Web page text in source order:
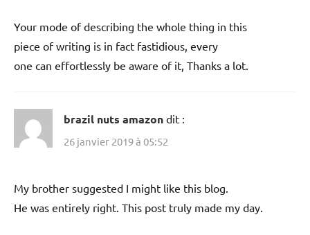
Your mode of describing the whole thing in this
piece of writing is in fact fastidious, every
one can effortlessly be aware of it, Thanks a lot.
brazil nuts amazon dit :
26 janvier 2019 à 05:52
My brother suggested I might like this blog.
He was entirely right. This post truly made my day.